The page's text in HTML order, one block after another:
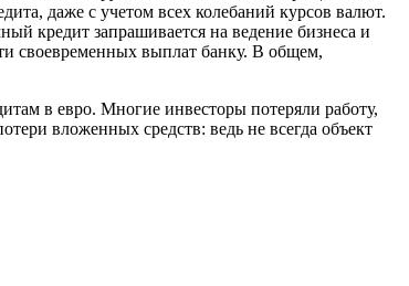
даже с учетом всех колебаний курсов валют.
кредит запрашивается на ведение бизнеса и
своевременных выплат банку. В общем,
в евро. Многие инвесторы потеряли работу,
вложенных средств: ведь не всегда объект